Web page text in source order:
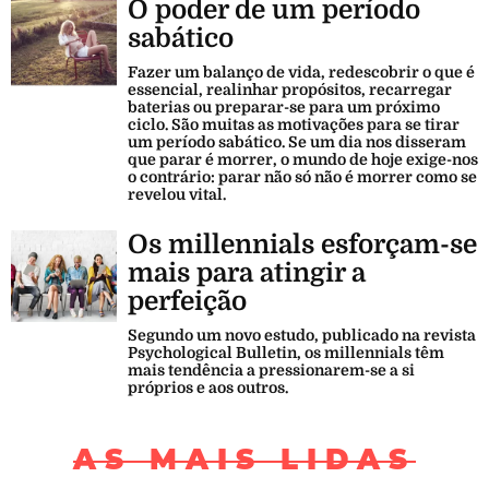
O poder de um período
sabático
Fazer um balanço de vida, redescobrir o que é
essencial, realinhar propósitos, recarregar
baterias ou preparar-se para um próximo
ciclo. São muitas as motivações para se tirar
um período sabático. Se um dia nos disseram
que parar é morrer, o mundo de hoje exige-nos
o contrário: parar não só não é morrer como se
revelou vital.
Os millennials esforçam-se
mais para atingir a
perfeição
Segundo um novo estudo, publicado na revista
Psychological Bulletin, os millennials têm
mais tendência a pressionarem-se a si
próprios e aos outros.
AS MAIS LIDAS